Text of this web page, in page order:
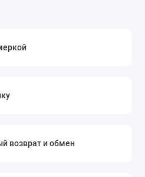
возврат и обмен